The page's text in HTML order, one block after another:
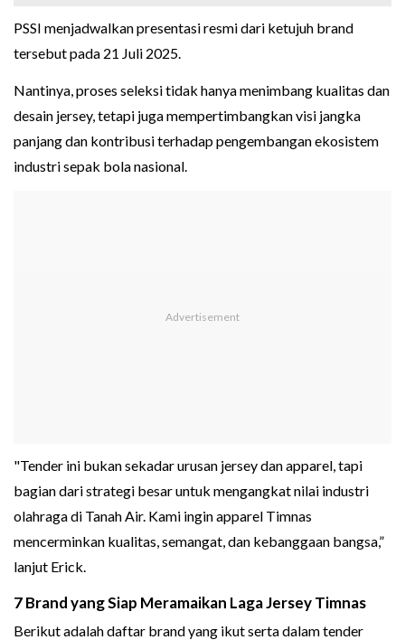
PSSI menjadwalkan presentasi resmi dari ketujuh brand
tersebut pada 21 Juli 2025.
Nantinya, proses seleksi tidak hanya menimbang kualitas dan
desain jersey, tetapi juga mempertimbangkan visi jangka
panjang dan kontribusi terhadap pengembangan ekosistem
industri sepak bola nasional.
"Tender ini bukan sekadar urusan jersey dan apparel, tapi
bagian dari strategi besar untuk mengangkat nilai industri
olahraga di Tanah Air. Kami ingin apparel Timnas
mencerminkan kualitas, semangat, dan kebanggaan bangsa,”
lanjut Erick.
7 Brand yang Siap Meramaikan Laga Jersey Timnas
Berikut adalah daftar brand yang ikut serta dalam tender